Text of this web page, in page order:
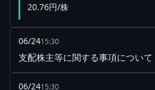
20.76円/株
06/2415:30
支配株主等に関する事項について
06/2415:30